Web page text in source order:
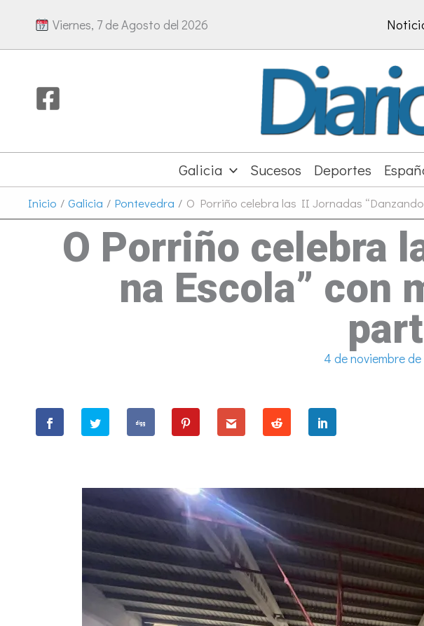
Viernes, 7 de Agosto del 2026
Galicia Sucesos Deportes
Inicio Galicia Pontevedra O Porriño celebra las II Jornadas
O Porriño celebra
na Escola” con
4 de noviembre